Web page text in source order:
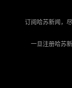
订阅哈苏新闻，
一旦注册哈苏